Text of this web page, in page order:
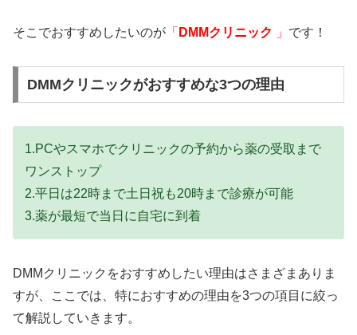
そこでおすすめしたいのが 「 DMMクリニック 」 です！
DMMクリニックがおすすめな3つの理由
1.PCやスマホでクリニックの予約から薬の受取まで
ワンストップ
2.平日は22時まで土日祝も20時まで診療が可能
3.薬が最短で当日に自宅に到着
DMMクリニックをおすすめしたい理由はさまざまありま
すが、ここでは、特におすすめの理由を3つの項目に絞っ
て解説していきます。